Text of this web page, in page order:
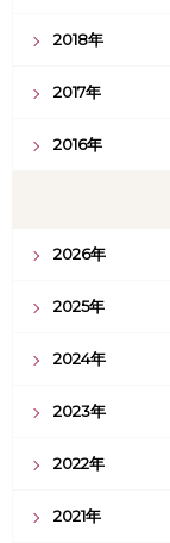
2018年
2017年
2016年
2026年
2025年
2024年
2023年
2022年
2021年